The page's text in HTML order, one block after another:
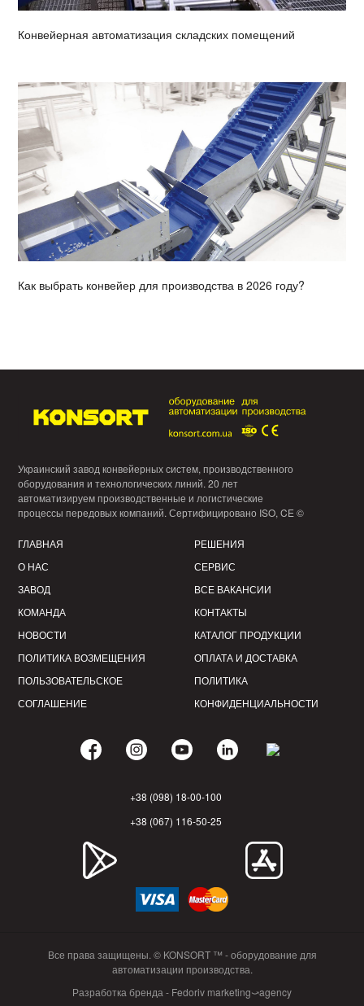
Конвейерная автоматизация складских помещений
Как выбрать конвейер для производства в 2026 году?
Украинский завод конвейерных систем, производственного
оборудования и технологических линий. 20 лет
автоматизируем производственные и логистические
процессы передовых компаний. Сертифицировано ISO, CE ©
ГЛАВНАЯ
О НАС
ЗАВОД
КОМАНДА
НОВОСТИ
ПОЛИТИКА ВОЗМЕЩЕНИЯ
ПОЛЬЗОВАТЕЛЬСКОЕ
СОГЛАШЕНИЕ
РЕШЕНИЯ
СЕРВИС
ВСЕ ВАКАНСИИ
КОНТАКТЫ
КАТАЛОГ ПРОДУКЦИИ
ОПЛАТА И ДОСТАВКА
ПОЛИТИКА
КОНФИДЕНЦИАЛЬНОСТИ
+38 (098) 18-00-100
+38 (067) 116-50-25
Все права защищены. © KONSORT ™ - оборудование для
автоматизации производства.
Разработка бренда - Fedoriv marketing⤻agency